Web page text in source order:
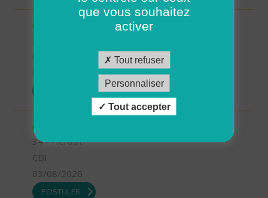
Auxiliaire de vie CASTRIES (H/F)
Aide à domicile BERANGE (H/F)
34 - Hérault
CDI
03/08/2026
POSTULER
que vous souhaitez
activer
Tout refuser
Personnaliser
Tout accepter